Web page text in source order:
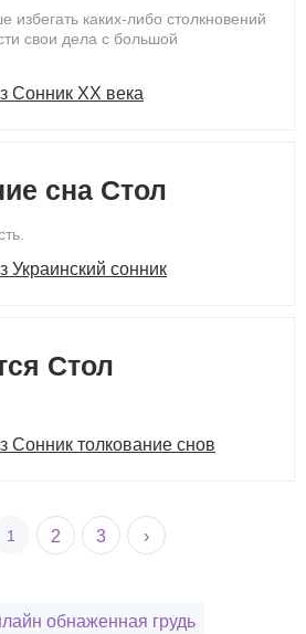
избегать каких-либо столкновений
свои дела с большой
Сонник ХХ века
сна Стол
Украинский сонник
Стол
Сонник толкование снов
1 2 3 ›
обнаженная грудь